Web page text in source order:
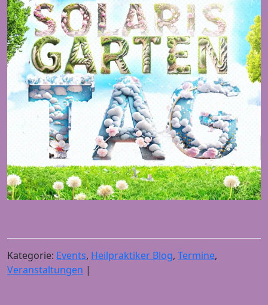
Kategorie: Events, Heilpraktiker Blog, Termine,
Veranstaltungen |